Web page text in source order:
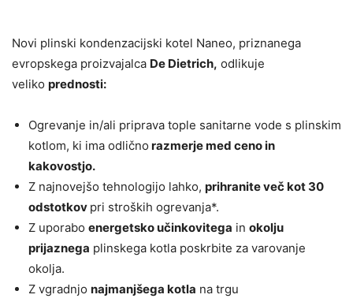
Novi plinski kondenzacijski kotel Naneo, priznanega
evropskega proizvajalca De Dietrich, odlikuje
veliko prednosti:
Ogrevanje in/ali priprava tople sanitarne vode s plinskim
kotlom, ki ima odlično razmerjemed ceno in
kakovostjo.
Z najnovejšo tehnologijo lahko, prihranite več kot 30
odstotkov pri stroških ogrevanja*.
Z uporabo energetsko učinkovitega in okolju
prijaznega plinskega kotla poskrbite za varovanje
okolja.
Z vgradnjo najmanjšega kotla na trgu